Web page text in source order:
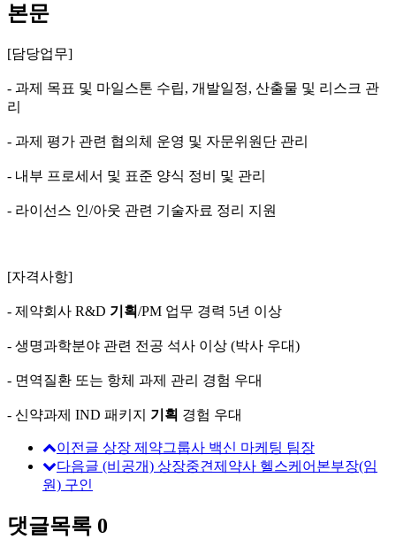
본문
[담당업무]
- 과제 목표 및 마일스톤 수립, 개발일정, 산출물 및 리스크 관
리
- 과제 평가 관련 협의체 운영 및 자문위원단 관리
- 내부 프로세서 및 표준 양식 정비 및 관리
- 라이선스 인/아웃 관련 기술자료 정리 지원
[자격사항]
- 제약회사 R&D 기획/PM 업무 경력 5년 이상
- 생명과학분야 관련 전공 석사 이상 (박사 우대)
- 면역질환 또는 항체 과제 관리 경험 우대
- 신약과제 IND 패키지 기획 경험 우대
이전글 상장 제약그룹사 백신 마케팅 팀장
다음글 (비공개) 상장중견제약사 헬스케어본부장(임
원) 구인
댓글목록 0